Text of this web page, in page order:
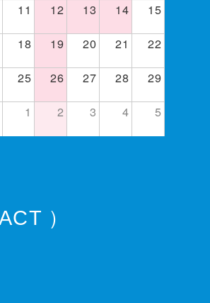
11 12 13 14
15
18 19 20 21
22
25 26 27 28
29
1 2 3 4 5
）